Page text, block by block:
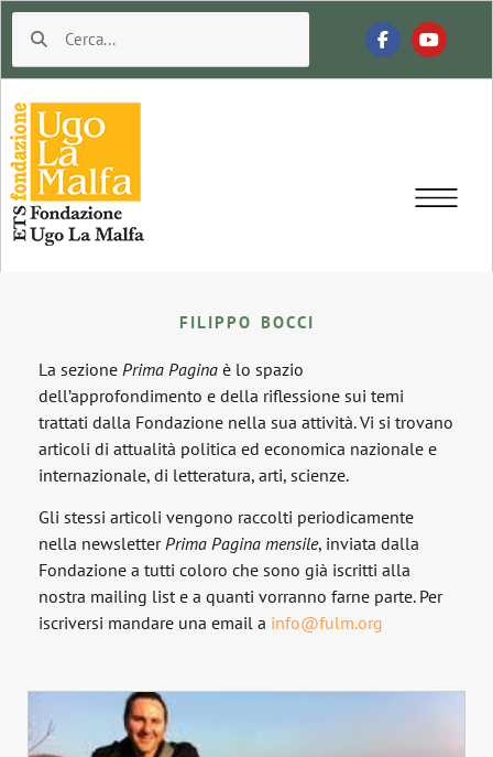
FILIPPO BOCCI
La sezione Prima Pagina è lo spazio
dell’approfondimento e della riflessione sui temi
trattati dalla Fondazione nella sua attività. Vi si trovano
articoli di attualità politica ed economica nazionale e
internazionale, di letteratura, arti, scienze.
Gli stessi articoli vengono raccolti periodicamente
nella newsletterPrima Pagina mensile, inviata dalla
Fondazione a tutti coloro che sono già iscritti alla
nostra mailing list e a quanti vorranno farne parte. Per
iscriversi mandare una email a info@fulm.org